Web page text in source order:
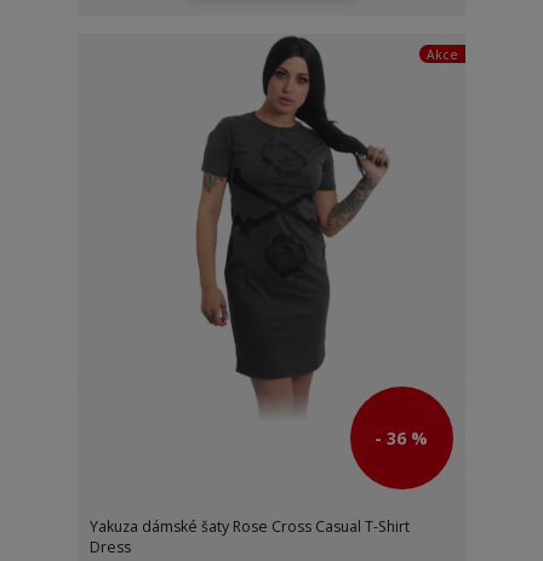
Akce
- 36 %
Yakuza dámské šaty Rose Cross Casual T-Shirt
Dress